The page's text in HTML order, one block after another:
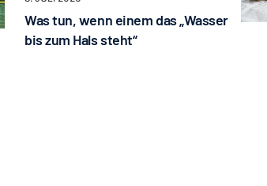
Was tun, wenn einem das „Wasser
bis zum Hals steht“